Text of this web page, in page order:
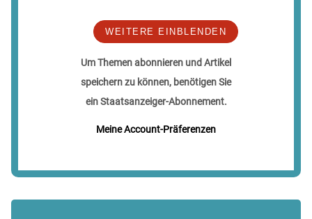
WEITERE EINBLENDEN
Um Themen abonnieren und Artikel
speichern zu können, benötigen Sie
ein Staatsanzeiger-Abonnement.
Meine Account-Präferenzen